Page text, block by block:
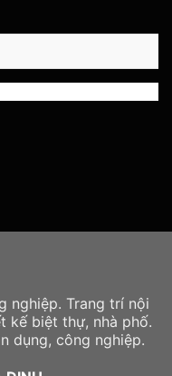
nghiệp. Trang trí nội
kế biệt thự, nhà phố.
dụng, công nghiệp.